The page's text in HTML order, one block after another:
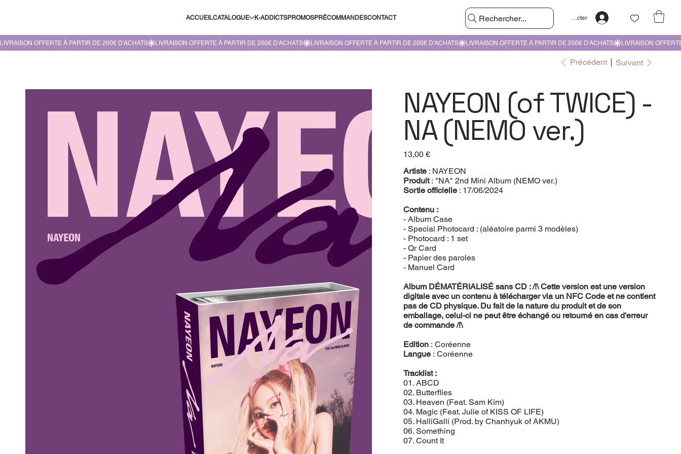
ACCUEILCATALOGUE K-ADDICTSPROMOSPRÉCOMMANDESCONTACT Rechercher... Se connecter
Précédent Suivant
NAYEON (of TWICE) -
NA (NEMO ver.)
Prix
13,00 €
Artiste : NAYEON
Produit: "NA" 2nd Mini Album (NEMO ver.)
Sortie officielle : 17/06/2024
Contenu :
- Album Case
- Special Photocard : (aléatoire parmi 3 modèles)
- Photocard : 1 set
- Qr Card
- Papier des paroles
- Manuel Card
Album DÉMATÉRIALISÉ sans CD : /!\ Cette version est une version
digitale avec un contenu à télécharger via un NFC Code et ne contient
pas de CD physique. Du fait de la nature du produit et de son
emballage, celui-ci ne peut être échangé ou retourné en cas d'erreur
de commande /!\
Edition : Coréenne
Langue : Coréenne
Tracklist :
01. ABCD
02. Butterflies
03. Heaven (Feat. Sam Kim)
04. Magic (Feat. Julie of KISS OF LIFE)
05. HalliGalli (Prod. by Chanhyuk of AKMU)
06. Something
07. Count It